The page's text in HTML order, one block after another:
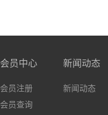
会员中心
会员注册
会员查询
新闻动态
新闻动态